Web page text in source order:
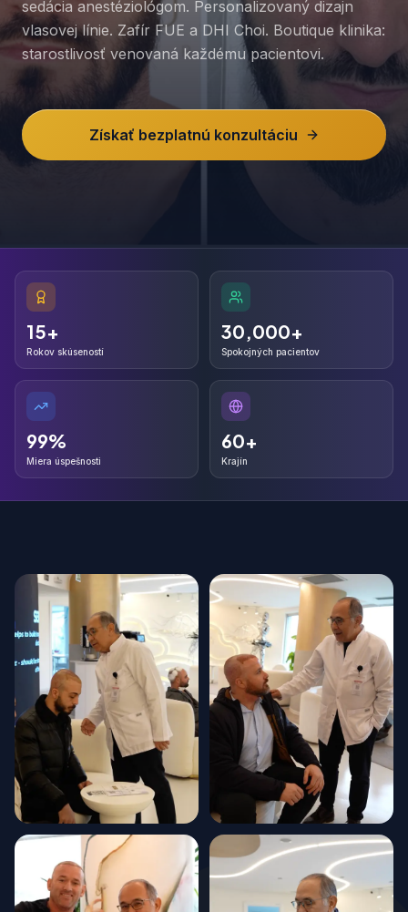
sedácia anestéziológom. Personalizovaný dizajn
vlasovej línie. Zafír FUE a DHI Choi. Boutique klinika:
starostlivosť venovaná každému pacientovi.
Získať bezplatnú konzultáciu
15+
Rokov skúseností
30,000+
Spokojných pacientov
99%
Miera úspešnosti
60+
Krajín